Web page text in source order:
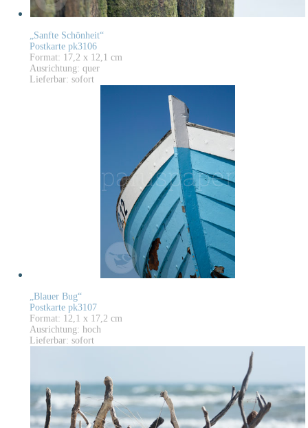
„Sanfte Schönheit“
Postkarte pk3106
Format: 17,2 x 12,1 cm
Ausrichtung: quer
Lieferbar: sofort
„Blauer Bug“
Postkarte pk3107
Format: 12,1 x 17,2 cm
Ausrichtung: hoch
Lieferbar: sofort